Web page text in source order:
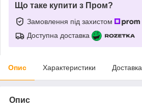
Що таке купити з Пром?
Замовлення під захистом
Доступна доставка
Опис Характеристики Доставка
Опис